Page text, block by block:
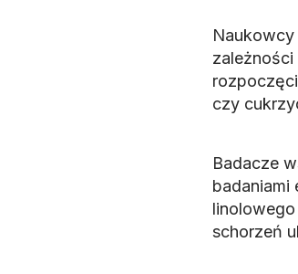
czy
Badacze
badaniami
schorzeń